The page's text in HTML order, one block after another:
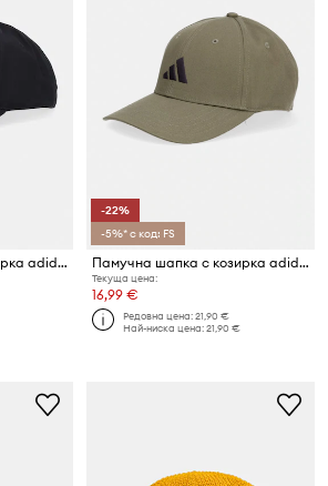
Памучна шапка с козирка adidas
-22%
-5%* с код: FS
Памучна шапка с козирка adidas BB Cap
Текуща цена:
16,99 €
Редовна цена:21,90 €
Най-ниска цена:21,90 €